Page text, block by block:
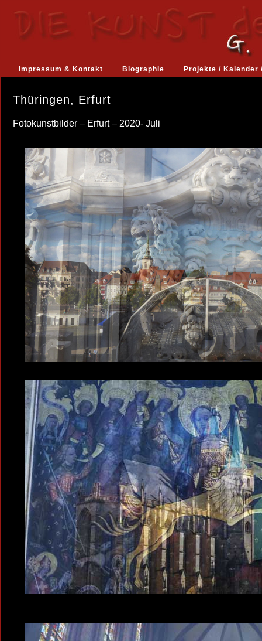
Impressum & Kontakt Biographie Projekte / Kalender
Thüringen, Erfurt
Fotokunstbilder – Erfurt – 2020- Juli